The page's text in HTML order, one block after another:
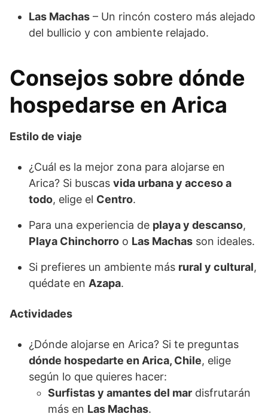
Las Machas – Un rincón costero más alejado
del bullicio y con ambiente relajado.
Consejos sobre dónde
hospedarse en Arica
Estilo de viaje
¿Cuál es la mejor zona para alojarse en
Arica? Si buscas vida urbana y acceso a
todo, elige el Centro.
Para una experiencia de playa y descanso,
Playa Chinchorro o Las Machas son ideales.
Si prefieres un ambiente más rural y cultural,
quédate en Azapa.
Actividades
¿Dónde alojarse en Arica? Si te preguntas
dónde hospedarte en Arica, Chile, elige
según lo que quieres hacer:
Surfistas y amantes del mar disfrutarán
más en Las Machas.